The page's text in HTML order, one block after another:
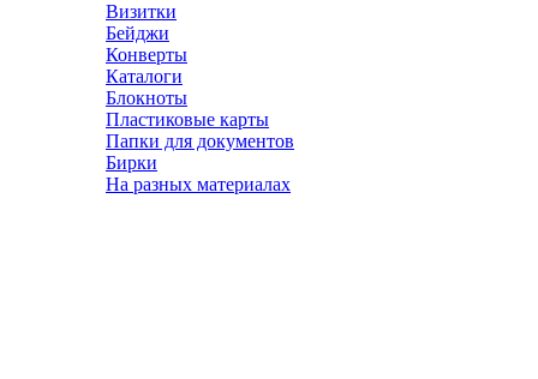
Визитки
Бейджи
Конверты
Каталоги
Блокноты
Пластиковые карты
Папки для документов
Бирки
На разных материалах